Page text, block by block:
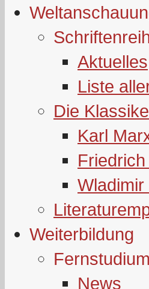
Aktuelles
Liste
Die
Karl
Weiterbildung
News